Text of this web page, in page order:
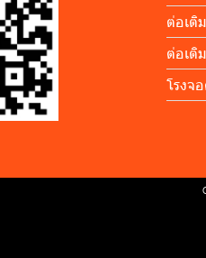
ต่อเติ
ต่อเติ
โรงจ